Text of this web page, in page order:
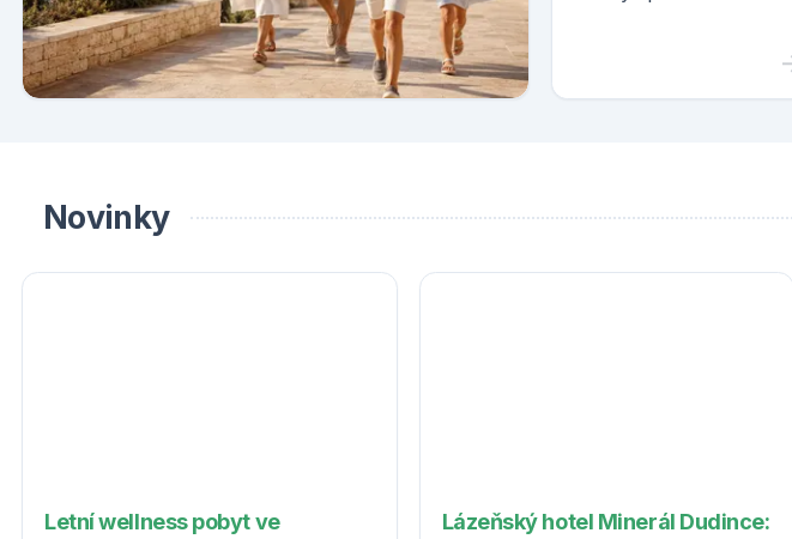
Novinky
Letní wellness pobyt ve
Lázeňský hotel Minerál Dudince: